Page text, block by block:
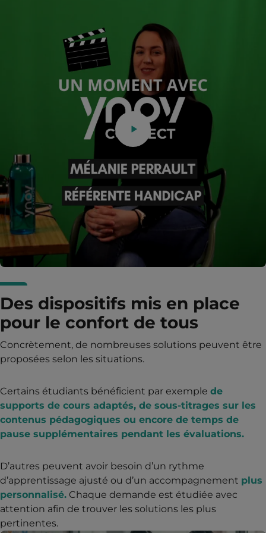
Des dispositifs mis en place
pour le confort de tous
Concrètement, de nombreuses solutions peuvent être
proposées selon les situations.
Certains étudiants bénéficient par exemple de
supports de cours adaptés, de sous-titrages sur les
contenus pédagogiques ou encore de temps de
pause supplémentaires pendant les évaluations.
D’autres peuvent avoir besoin d’un rythme
d’apprentissage ajusté ou d’un accompagnement plus
personnalisé. Chaque demande est étudiée avec
attention afin de trouver les solutions les plus
pertinentes.